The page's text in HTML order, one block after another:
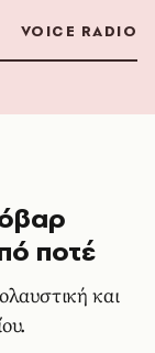
VOICE RADIO
ποτέ
και